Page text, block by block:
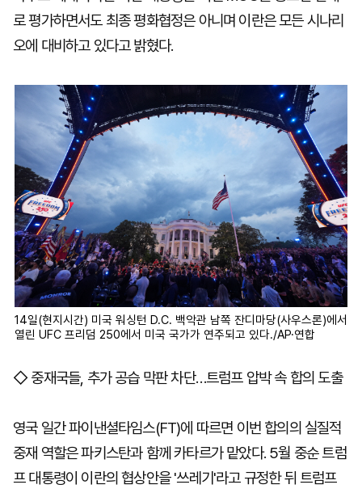
로 평가하면서도 최종 평화협정은 아니며 이란은 모든 시나리
오에 대비하고 있다고 밝혔다.
14일(현지시간) 미국 워싱턴 D.C. 백악관 남쪽 잔디마당(사우스론)에서
열린 UFC 프리덤 250에서 미국 국가가 연주되고 있다./AP·연합
◇ 중재국들, 추가 공습 막판 차단…트럼프 압박 속 합의 도출
영국 일간 파이낸셜타임스(FT)에 따르면 이번 합의의 실질적
중재 역할은 파키스탄과 함께 카타르가 맡았다. 5월 중순 트럼
프 대통령이 이란의 협상안을 '쓰레기'라고 규정한 뒤 트럼프